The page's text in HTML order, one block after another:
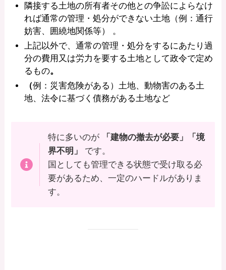
隣接する土地の所有者その他との争訟によらなけ
れば通常の管理・処分ができない土地（例：通行
妨害、囲繞地関係等） 。
上記以外で、通常の管理・処分をするにあたり過
分の費用又は労力を要する土地として政令で定め
るもの。
（例：災害危険がある）土地、動物害のある土
地、法令に基づく債務がある土地など
特に多いのが
「建物の撤去が必要」「境
界不明」
です。
国としても管理できる状態で受け取る必
要があるため、一定のハードルがありま
す。